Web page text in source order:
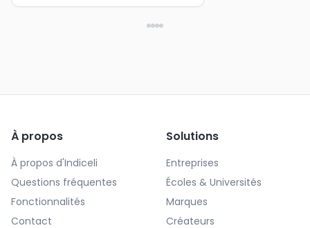
À propos
À propos d'Indiceli
Questions fréquentes
Fonctionnalités
Contact
Solutions
Entreprises
Écoles & Universités
Marques
Créateurs